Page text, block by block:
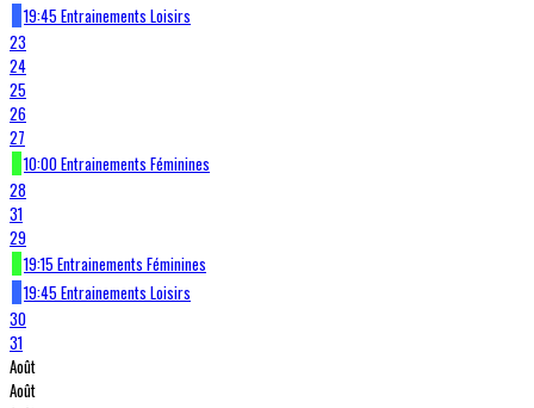
19:45 Entrainements Loisirs
23
24
25
26
27
10:00 Entrainements Féminines
28
31
29
19:15 Entrainements Féminines
19:45 Entrainements Loisirs
30
31
Août
Août